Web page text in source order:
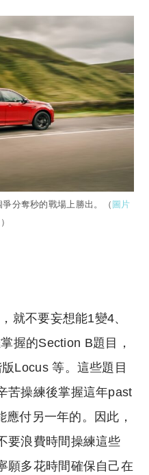
分奪秒的戰場上勝出。（ 圖片
）
就不要妄想能1變4、
握的Section B題目，
Locus 等。這些題目
苦操練後掌握這年past
付另一年的。因此，
要浪費時間操練這些
願多花時間確保自己在